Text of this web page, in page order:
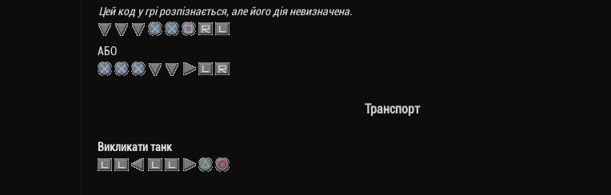
Цей код у грі розпізнається, але його дія невизначена.
АБО
Транспорт
Викликати танк